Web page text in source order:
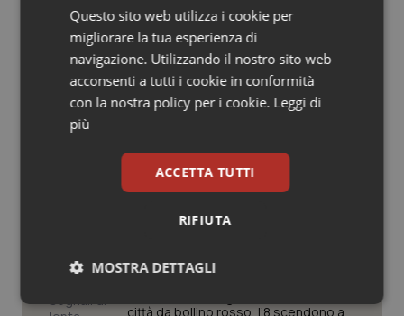
Tumore ovarico
Tumori del Polmone & Testa Collo
Tumori gastrointestinali
Ulcera & Reflusso
02 Novembre 2022
© Riproduzione riservata
Potrebbe interessarti in
città da bollino rosso, l’8 scendono a
Questo sito web utilizza i cookie per
migliorare la tua esperienza di
navigazione. Utilizzando il nostro sito web
acconsenti a tutti i cookie in conformità
con la nostra policy per i cookie. Leggi di
più
ACCETTA TUTTI
RIFIUTA
MOSTRA DETTAGLI
Necessari Statistici Marketing